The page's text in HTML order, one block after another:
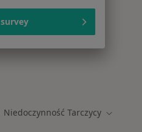
Bydgoszczy
Niedoczynność Tarczycy Zmień